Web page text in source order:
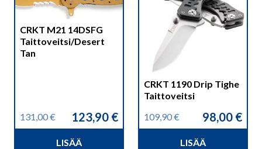
CRKT M21 14DSFG
Taittoveitsi/Desert
Tan
131,00€
Alkuperäinen
hinta
123,90 €
Nykyinen
hinta
LISÄÄ
CRKT 1190 Drip Tighe
Taittoveitsi
109,90€
Alkuperäinen
hinta
98,00 €
Nykyinen
hinta
LISÄÄ